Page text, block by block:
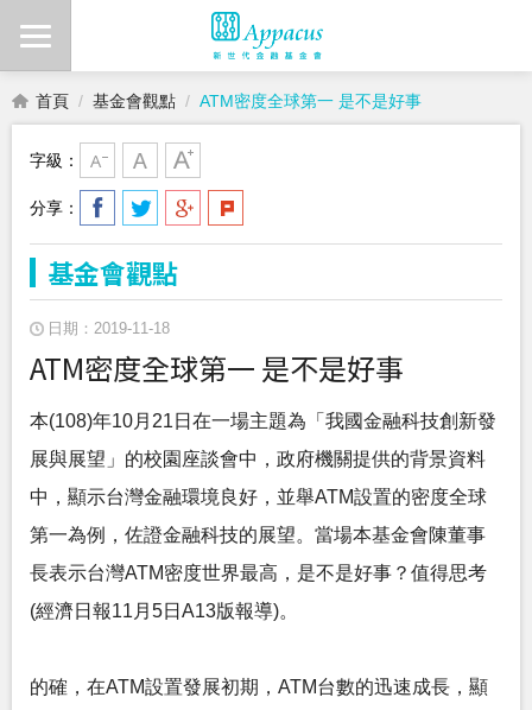
首頁 基金會觀點 ATM密度全球第一 是不是好事
字級：
分享：
基金會觀點
日期：2019-11-18
ATM密度全球第一 是不是好事
本(108)年10月21日在一場主題為「我國金融科技創新發
展與展望」的校園座談會中，政府機關提供的背景資料
中，顯示台灣金融環境良好，並舉ATM設置的密度全球
第一為例，佐證金融科技的展望。當場本基金會陳董事
長表示台灣ATM密度世界最高，是不是好事？值得思考
(經濟日報11月5日A13版報導)。
的確，在ATM設置發展初期，ATM台數的迅速成長，顯